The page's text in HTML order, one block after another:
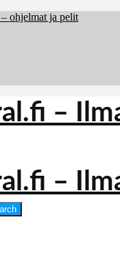
ohjelmat ja pelit